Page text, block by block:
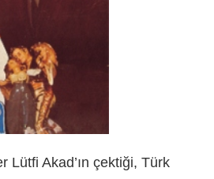
Lütfi Akad’ın çektiği, Türk